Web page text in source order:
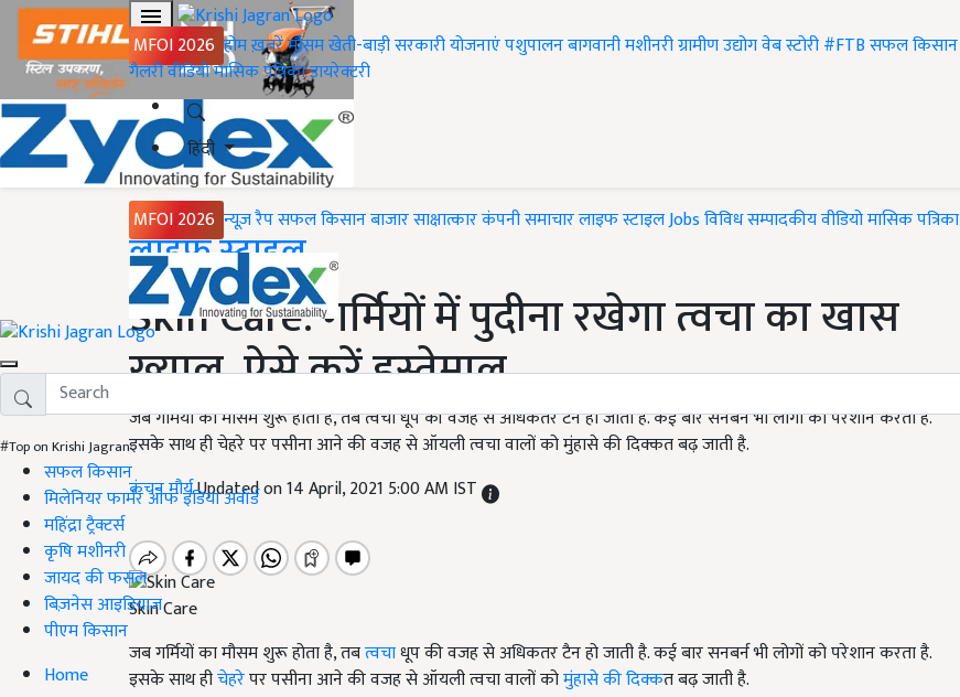
MFOI 2026 होमख़बरेंमौसमखेती-बाड़ीसरकारी योजनाएंपशुपालनबागवानीमशीनरीग्रामीण उद्योगवेब स्टोरी#FTBसफल किसान
गैलरीवीडियोमासिक पत्रिकाडायरेक्टरी
हिंदी
MFOI 2026 न्यूज़ रैपसफल किसानबाजारसाक्षात्कारकंपनी समाचारलाइफ स्टाइलJobsविविधसम्पादकीयवीडियोमासिक पत्रिका
#Top on Krishi Jagran
सफल किसान
मिलेनियर फार्मर ऑफ इंडिया अवॉर्ड
महिंद्रा ट्रैक्टर्स
कृषि मशीनरी
जायद की फसल
बिज़नेस आइडियाज
पीएम किसान
Home
Home
लाइफ स्टाइल
Skin Care: गर्मियों में पुदीना रखेगा त्वचा का खास
ख्याल, ऐसे करें इस्तेमाल
जब गर्मियों का मौसम शुरू होता है, तब त्वचा धूप की वजह से अधिकतर टैन हो जाती है. कई बार सनबर्न भी लोगों को परेशान करता है.
इसके साथ ही चेहरे पर पसीना आने की वजह से ऑयली त्वचा वालों को मुंहासे की दिक्कत बढ़ जाती है.
कंचन मौर्यUpdated on 14 April, 2021 5:00 AM IST
Skin Care
जब गर्मियों का मौसम शुरू होता है, तबत्वचाधूप की वजह से अधिकतर टैन हो जाती है. कई बार सनबर्न भी लोगों को परेशान करता है.
इसके साथ हीचेहरेपर पसीना आने की वजह से ऑयली त्वचा वालों कोमुंहासे की दिक्कत बढ़ जाती है.